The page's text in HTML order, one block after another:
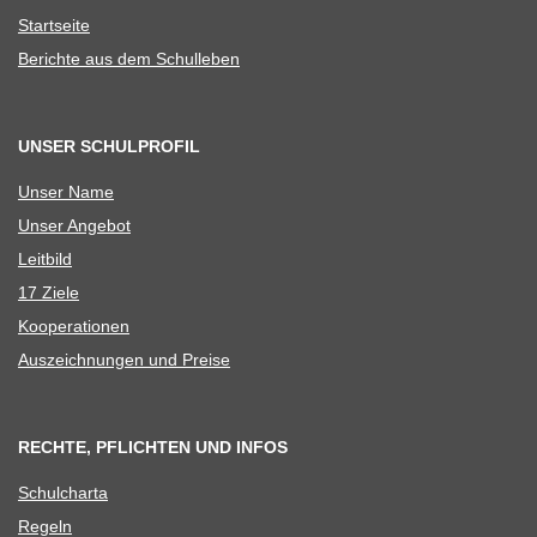
Start­seite
Berichte aus dem Schulleben
UNSER SCHULPROFIL
Unser Name
Unser Ange­bot
Leit­bild
17 Ziele
Koope­ra­tio­nen
Aus­zeich­nun­gen und Preise
RECHTE, PFLICHTEN UND INFOS
Schul­charta
Regeln